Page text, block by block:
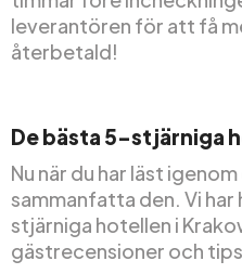
leverantören för att få
återbetald!
De bästa 5-stjärniga
Nu när du har läst
sammanfatta den. Vi
stjärniga hotellen i
gästrecensioner och